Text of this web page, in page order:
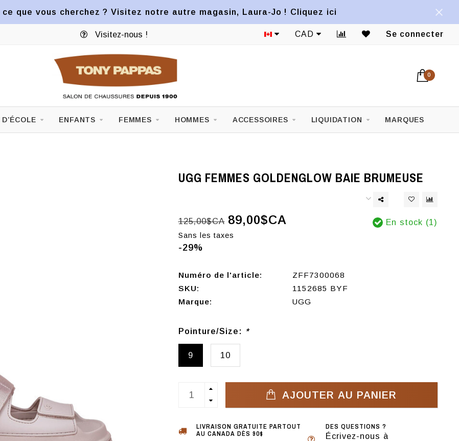
ce que vous cherchez ? Visitez notre autre magasin, Laura-Jo ! Cliquez ici
Visitez-nous ! CAD Se connecter
0
ENFANTS FEMMES HOMMES ACCESSOIRES LIQUIDATION MARQUES
UGG FEMMES GOLDENGLOW BAIE BRUMEUSE
125,00$CA 89,00$CA
Sans les taxes
-29%
En stock (1)
Numéro de l'article:
ZFF7300068
SKU:
1152685 BYF
Marque:
UGG
Pointure/Size: *
9 10
AJOUTER AU PANIER
LIVRAISON GRATUITE PARTOUT
AU CANADA DÈS 90$
DES QUESTIONS ?
Écrivez-nous à